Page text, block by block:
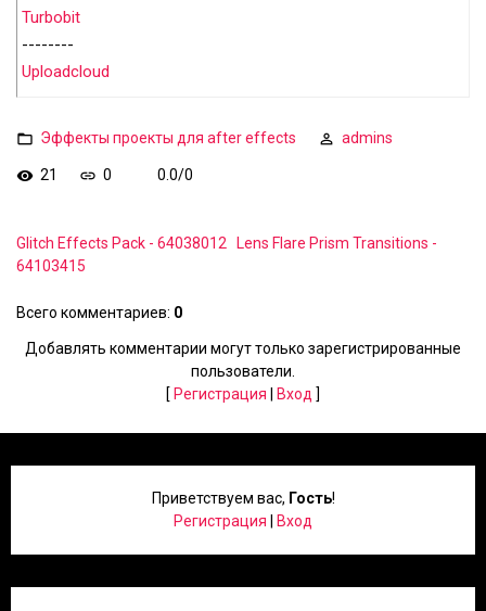
Turbobit
--------
Uploadcloud
Эффекты проекты для after effects admins
21 0 0.0/0
Glitch Effects Pack - 64038012
Lens Flare Prism Transitions -
64103415
Всего комментариев: 0
Добавлять комментарии могут только зарегистрированные
пользователи.
[ Регистрация Вход ]
Приветствуем вас, Гость!
Регистрация
Вход